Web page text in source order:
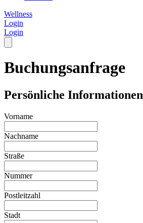
Wellness
Login
Login
Buchungsanfrage
Persönliche Informationen
Vorname
Nachname
Straße
Nummer
Postleitzahl
Stadt